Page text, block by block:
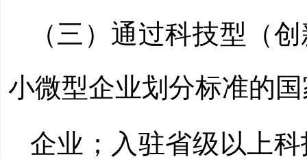
（三）通过科技型（
小微型企业划分标准的
企业；入驻省级以上